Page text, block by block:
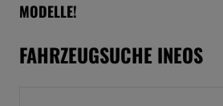
MODELLE!
FAHRZEUGSUCHE INEOS